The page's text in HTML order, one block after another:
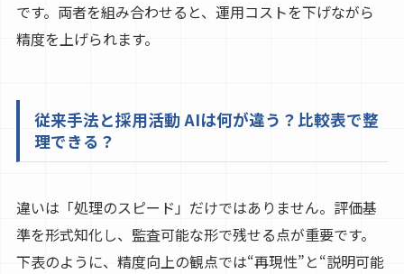
です。両者を組み合わせると、運用コストを下げながら
精度を上げられます。
従来手法と採用活動 AIは何が違う？比較表で整
理できる？
違いは「処理のスピード」だけではありません。評価基
準を形式知化し、監査可能な形で残せる点が重要です。
下表のように、精度向上の観点では“再現性”と“説明可能